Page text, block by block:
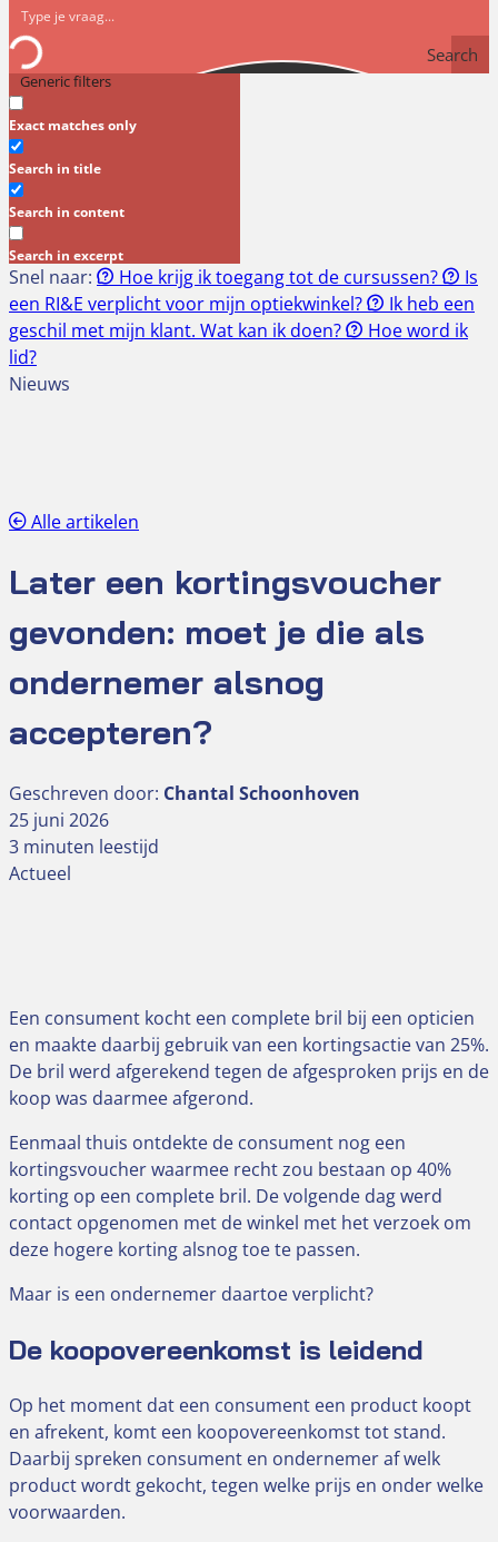
Search
Generic filters
Exact matches only
Search in title
Search in content
Search in excerpt
Snel naar: Hoe krijg ik toegang tot de cursussen?
Is
een RI&E verplicht voor mijn optiekwinkel?
Ik heb een
geschil met mijn klant. Wat kan ik doen?
Hoe word ik
lid?
Nieuws
Alle artikelen
Later een kortingsvoucher
gevonden: moet je die als
ondernemer alsnog
accepteren?
Geschreven door: Chantal Schoonhoven
25 juni 2026
3 minuten leestijd
Actueel
Een consument kocht een complete bril bij een opticien
en maakte daarbij gebruik van een kortingsactie van 25%.
De bril werd afgerekend tegen de afgesproken prijs en de
koop was daarmee afgerond.
Eenmaal thuis ontdekte de consument nog een
kortingsvoucher waarmee recht zou bestaan op 40%
korting op een complete bril. De volgende dag werd
contact opgenomen met de winkel met het verzoek om
deze hogere korting alsnog toe te passen.
Maar is een ondernemer daartoe verplicht?
De koopovereenkomst is leidend
Op het moment dat een consument een product koopt
en afrekent, komt een koopovereenkomst tot stand.
Daarbij spreken consument en ondernemer af welk
product wordt gekocht, tegen welke prijs en onder welke
voorwaarden.